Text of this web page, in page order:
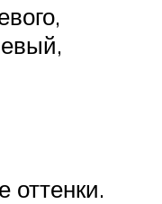
оттенки.